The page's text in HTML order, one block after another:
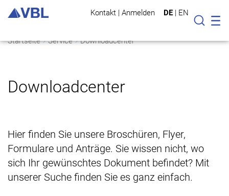
Kontakt | Anmelden DE | EN
Suche
Startseite Service Downloadcenter
Downloadcenter
Hier finden Sie unsere Broschüren, Flyer,
Formulare und Anträge. Sie wissen nicht, wo
sich Ihr gewünschtes Dokument befindet? Mit
unserer Suche finden Sie es ganz einfach.